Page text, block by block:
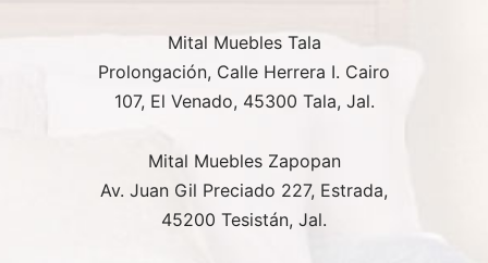
Mital Muebles Tala
Prolongación, Calle Herrera I. Cairo
107, El Venado, 45300 Tala, Jal.
Mital Muebles Zapopan
Av. Juan Gil Preciado 227, Estrada,
45200 Tesistán, Jal.